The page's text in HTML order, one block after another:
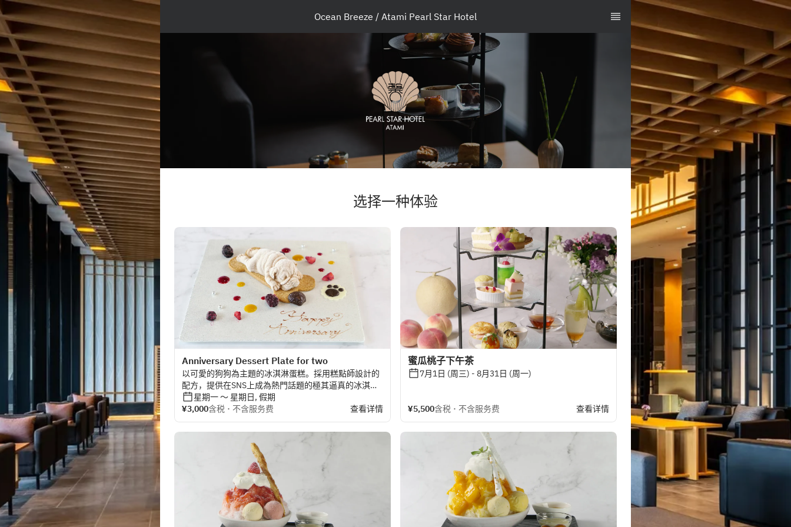
Ocean Breeze / Atami Pearl Star Hotel
选择一种体验
Anniversary Dessert Plate for two
以可愛的狗狗為主題的冰淇淋蛋糕。採用糕點師設計的
配方，提供在SNS上成為熱門話題的極其逼真的冰淇淋
蛋糕。兩種：牛奶巧克力和白巧克力。我們將為您準備
一套飲品供您分享。
星期一 ～ 星期日, 假期
¥3,000含税 ･ 不含服务费 查看详情
蜜瓜桃子下午茶
7月1日 (周三) - 8月31日 (周一)
¥5,500含税 ･ 不含服务费 查看详情